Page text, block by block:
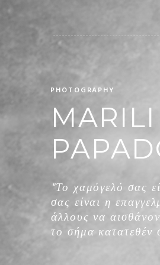
MARILI
PHOTOGRAPHY
"Το χαμόγελό σας
σας είναι η
άλλους να
το σήμα κατατεθέν